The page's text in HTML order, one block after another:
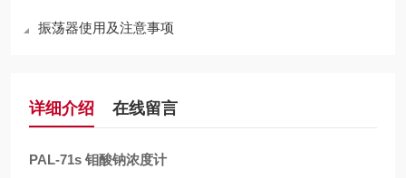
振荡器使用及注意事项
详细介绍 在线留言
PAL-71s 钼酸钠浓度计